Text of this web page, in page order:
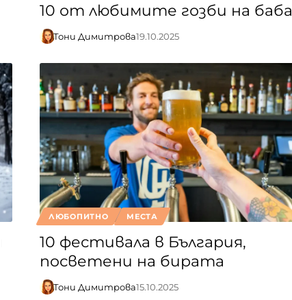
10 от любимите гозби на баба
Тони Димитрова19.10.2025
ЛЮБОПИТНО МЕСТА
10 фестивала в България,
посветени на бирата
Тони Димитрова15.10.2025